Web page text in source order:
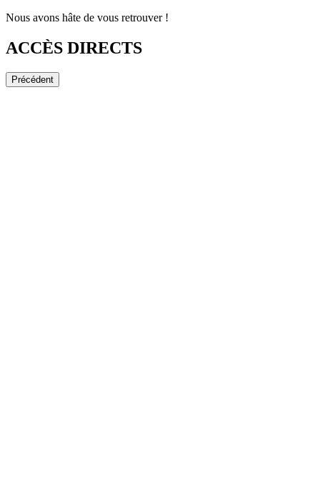
Nous avons hâte de vous retrouver !
ACCÈS DIRECTS
Précédent